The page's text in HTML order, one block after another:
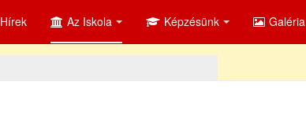
Hírek Az Iskola Képzésünk Galéria